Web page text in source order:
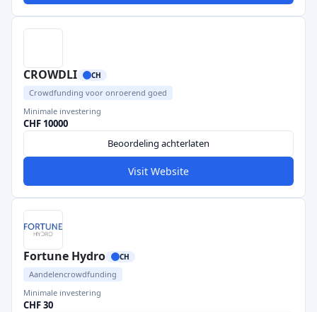
CROWDLI CH
Crowdfunding voor onroerend goed
Minimale investering
CHF 10000
Beoordeling achterlaten
Visit Website
Fortune Hydro CH
Aandelencrowdfunding
Minimale investering
CHF 30